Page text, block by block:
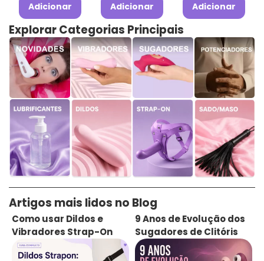
Adicionar Adicionar Adicionar
Explorar Categorias Principais
Artigos mais lidos no Blog
Como usar Dildos e
Vibradores Strap-On
9 Anos de Evolução dos
Sugadores de Clitóris